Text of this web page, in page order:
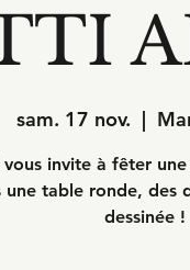
sam. 17 nov.
  |
invite à fêter
une table ronde, des
dessinée !